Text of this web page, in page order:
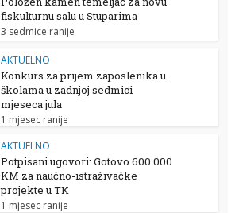
fiskulturnu salu u Stuparima
3 sedmice ranije
AKTUELNO
Konkurs za prijem zaposlenika u
školama u zadnjoj sedmici
mjeseca jula
1 mjesec ranije
AKTUELNO
Potpisani ugovori: Gotovo 600.000
KM za naučno-istraživačke
projekte u TK
1 mjesec ranije